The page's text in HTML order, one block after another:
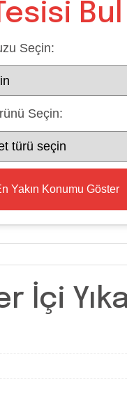
Bul
Seçin:
Seçin:
Yakın Konumu Göster
İçi